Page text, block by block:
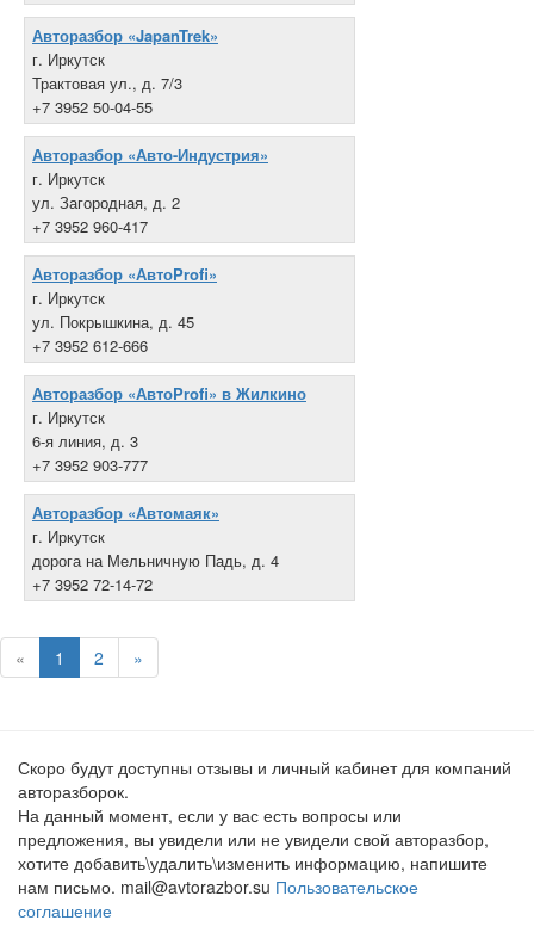
Авторазбор «JapanTrek»
г. Иркутск
Трактовая ул., д. 7/3
+7 3952 50-04-55
Авторазбор «Авто-Индустрия»
г. Иркутск
ул. Загородная, д. 2
+7 3952 960-417
Авторазбор «АвтоProfi»
г. Иркутск
ул. Покрышкина, д. 45
+7 3952 612-666
Авторазбор «АвтоProfi» в Жилкино
г. Иркутск
6-я линия, д. 3
+7 3952 903-777
Авторазбор «Автомаяк»
г. Иркутск
дорога на Мельничную Падь, д. 4
+7 3952 72-14-72
« 1 2 »
Скоро будут доступны отзывы и личный кабинет для компаний
авторазборок.
На данный момент, если у вас есть вопросы или
предложения, вы увидели или не увидели свой авторазбор,
хотите добавить\удалить\изменить информацию, напишите
нам письмо. mail@avtorazbor.su Пользовательское
соглашение